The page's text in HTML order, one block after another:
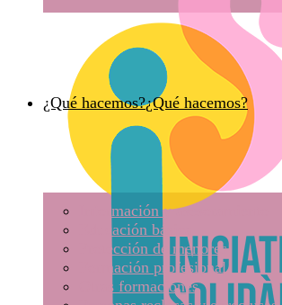
¿Qué hacemos?¿Qué hacemos?
Información y asesoramiento
Educación básica
Protección de menores
Formación profesional
Otras formaciones